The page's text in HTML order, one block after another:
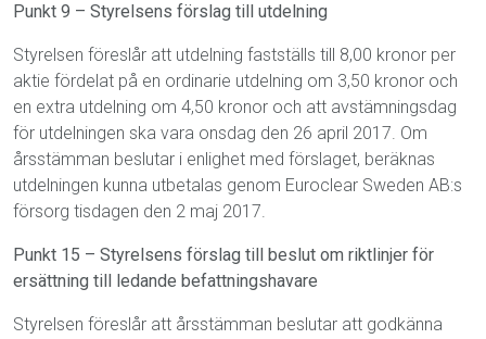
Punkt 9 – Styrelsens förslag till utdelning
Styrelsen föreslår att utdelning fastställs till 8,00 kronor per
aktie fördelat på en ordinarie utdelning om 3,50 kronor och
en extra utdelning om 4,50 kronor och att avstämningsdag
för utdelningen ska vara onsdag den 26 april 2017. Om
årsstämman beslutar i enlighet med förslaget, beräknas
utdelningen kunna utbetalas genom Euroclear Sweden AB:s
försorg tisdagen den 2 maj 2017.
Punkt 15 – Styrelsens förslag till beslut om riktlinjer för
ersättning till ledande befattningshavare
Styrelsen föreslår att årsstämman beslutar att godkänna